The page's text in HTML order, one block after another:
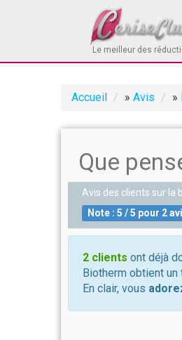
Le meilleur des
Accueil » Avis »
Que
Avis des clients sur la
Note :5 /5 pour 2
2 clients ont déjà
Biotherm obtient
En clair, vous